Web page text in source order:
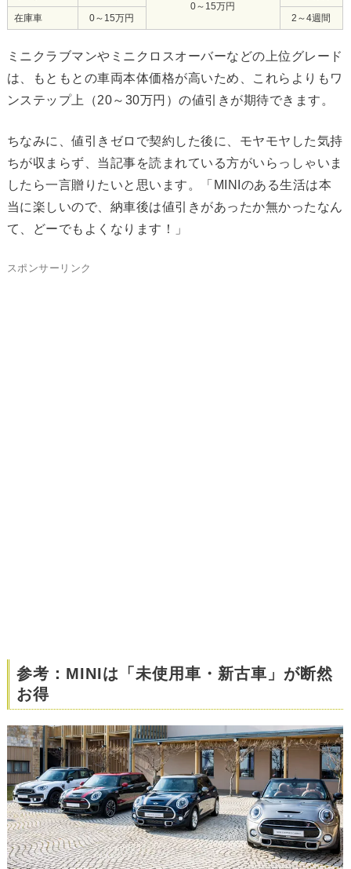
0～15万円
在庫車 0～15万円 2～4週間
ミニクラブマンやミニクロスオーバーなどの上位グレード
は、もともとの車両本体価格が高いため、これらよりもワ
ンステップ上（20～30万円）の値引きが期待できます。
ちなみに、値引きゼロで契約した後に、モヤモヤした気持
ちが収まらず、当記事を読まれている方がいらっしゃいま
したら一言贈りたいと思います。「MINIのある生活は本
当に楽しいので、納車後は値引きがあったか無かったなん
て、どーでもよくなります！」
スポンサーリンク
参考：MINIは「未使用車・新古車」が断然
お得